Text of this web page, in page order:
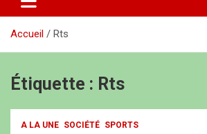
t
Accueil Rts
Étiquette : Rts
A LA UNE SOCIÉTÉ SPORTS